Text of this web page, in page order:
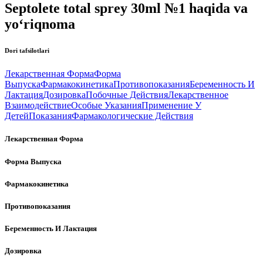
Septolete total sprey 30ml №1 haqida va
yo‘riqnoma
Dori tafsilotlari
Лекарственная ФормаФорма
ВыпускаФармакокинетикаПротивопоказанияБеременность И
ЛактацияДозировкаПобочные ДействияЛекарственное
ВзаимодействиеОсобые УказанияПрименение У
ДетейПоказанияФармакологические Действия
Лекарственная Форма
Форма Выпуска
Фармакокинетика
Противопоказания
Беременность И Лактация
Дозировка